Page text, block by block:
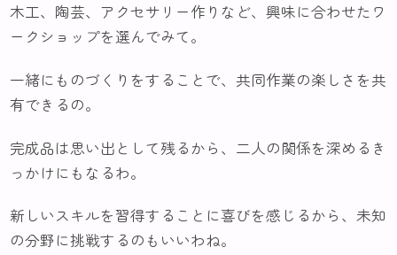
木工、陶芸、アクセサリー作りなど、興味に合わせたワ
ークショップを選んでみて。
一緒にものづくりをすることで、共同作業の楽しさを共
有できるの。
完成品は思い出として残るから、二人の関係を深めるき
っかけにもなるわ。
新しいスキルを習得することに喜びを感じるから、未知
の分野に挑戦するのもいいわね。